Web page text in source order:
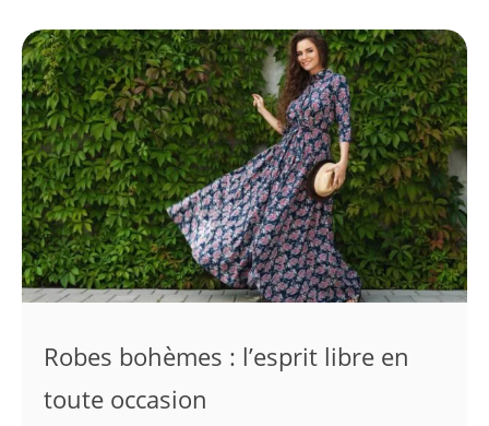
Robes bohèmes : l’esprit libre en
toute occasion